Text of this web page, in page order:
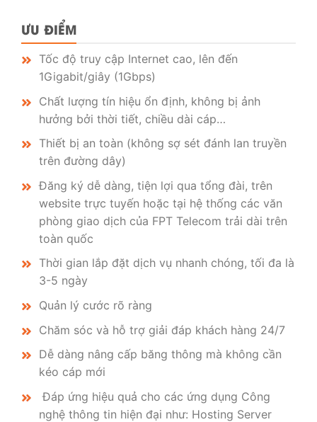
ƯU ĐIỂM
Tốc độ truy cập Internet cao, lên đến
1Gigabit/giây (1Gbps)
Chất lượng tín hiệu ổn định, không bị ảnh
hưởng bởi thời tiết, chiều dài cáp…
Thiết bị an toàn (không sợ sét đánh lan truyền
trên đường dây)
Đăng ký dễ dàng, tiện lợi qua tổng đài, trên
website trực tuyến hoặc tại hệ thống các văn
phòng giao dịch của FPT Telecom trải dài trên
toàn quốc
Thời gian lắp đặt dịch vụ nhanh chóng, tối đa là
3-5 ngày
Quản lý cước rõ ràng
Chăm sóc và hỗ trợ giải đáp khách hàng 24/7
Dễ dàng nâng cấp băng thông mà không cần
kéo cáp mới
Đáp ứng hiệu quả cho các ứng dụng Công
nghệ thông tin hiện đại như: Hosting Server